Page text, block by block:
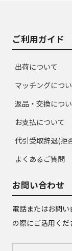
ご利用ガイド
出荷について
マッチングにつ
返品・交換につ
お支払について
代引受取辞退(拒
よくあるご質問
お問い合わせ
電話またはお問
の際にご活用くだ